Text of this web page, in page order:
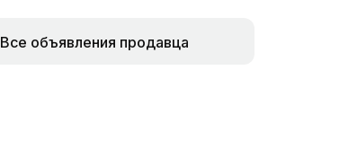
Все объявления продавца